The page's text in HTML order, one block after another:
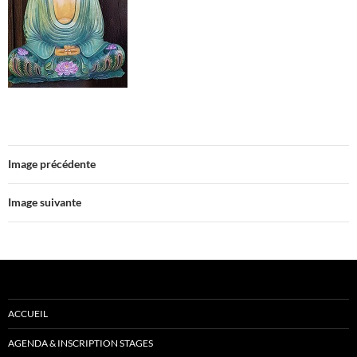
Image précédente
Image suivante
ACCUEIL
AGENDA & INSCRIPTION STAGES